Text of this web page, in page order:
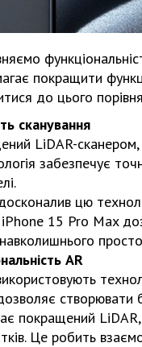
покращити
до цього
сканування
LiDAR-
забезпечує
цю
15 Pro Max
AR
створювати
покращений LiDAR,
Це робить